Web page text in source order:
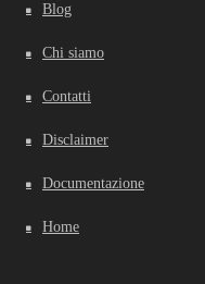
Blog
Chi siamo
Contatti
Disclaimer
Documentazione
Home